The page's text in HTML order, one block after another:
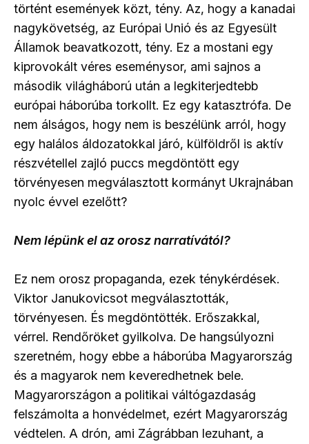
történt események közt, tény. Az, hogy a kanadai
nagykövetség, az Európai Unió és az Egyesült
Államok beavatkozott, tény. Ez a mostani egy
kiprovokált véres eseménysor, ami sajnos a
második világháború után a legkiterjedtebb
európai háborúba torkollt. Ez egy katasztrófa. De
nem álságos, hogy nem is beszélünk arról, hogy
egy halálos áldozatokkal járó, külföldről is aktív
részvétellel zajló puccs megdöntött egy
törvényesen megválasztott kormányt Ukrajnában
nyolc évvel ezelőtt?
Nem lépünk el az orosz narratívától?
Ez nem orosz propaganda, ezek ténykérdések.
Viktor Janukovicsot megválasztották,
törvényesen. És megdöntötték. Erőszakkal,
vérrel. Rendőröket gyilkolva. De hangsúlyozni
szeretném, hogy ebbe a háborúba Magyarország
és a magyarok nem keveredhetnek bele.
Magyarországon a politikai váltógazdaság
felszámolta a honvédelmet, ezért Magyarország
védtelen. A drón, ami Zágrábban lezuhant, a